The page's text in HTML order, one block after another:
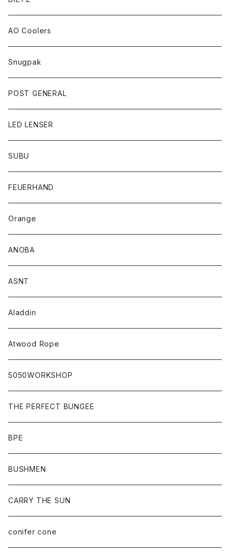
AO Coolers
Snugpak
POST GENERAL
LED LENSER
SUBU
FEUERHAND
Orange
ANOBA
ASNT
Aladdin
Atwood Rope
5050WORKSHOP
THE PERFECT BUNGEE
BPE
BUSHMEN
CARRY THE SUN
conifer cone